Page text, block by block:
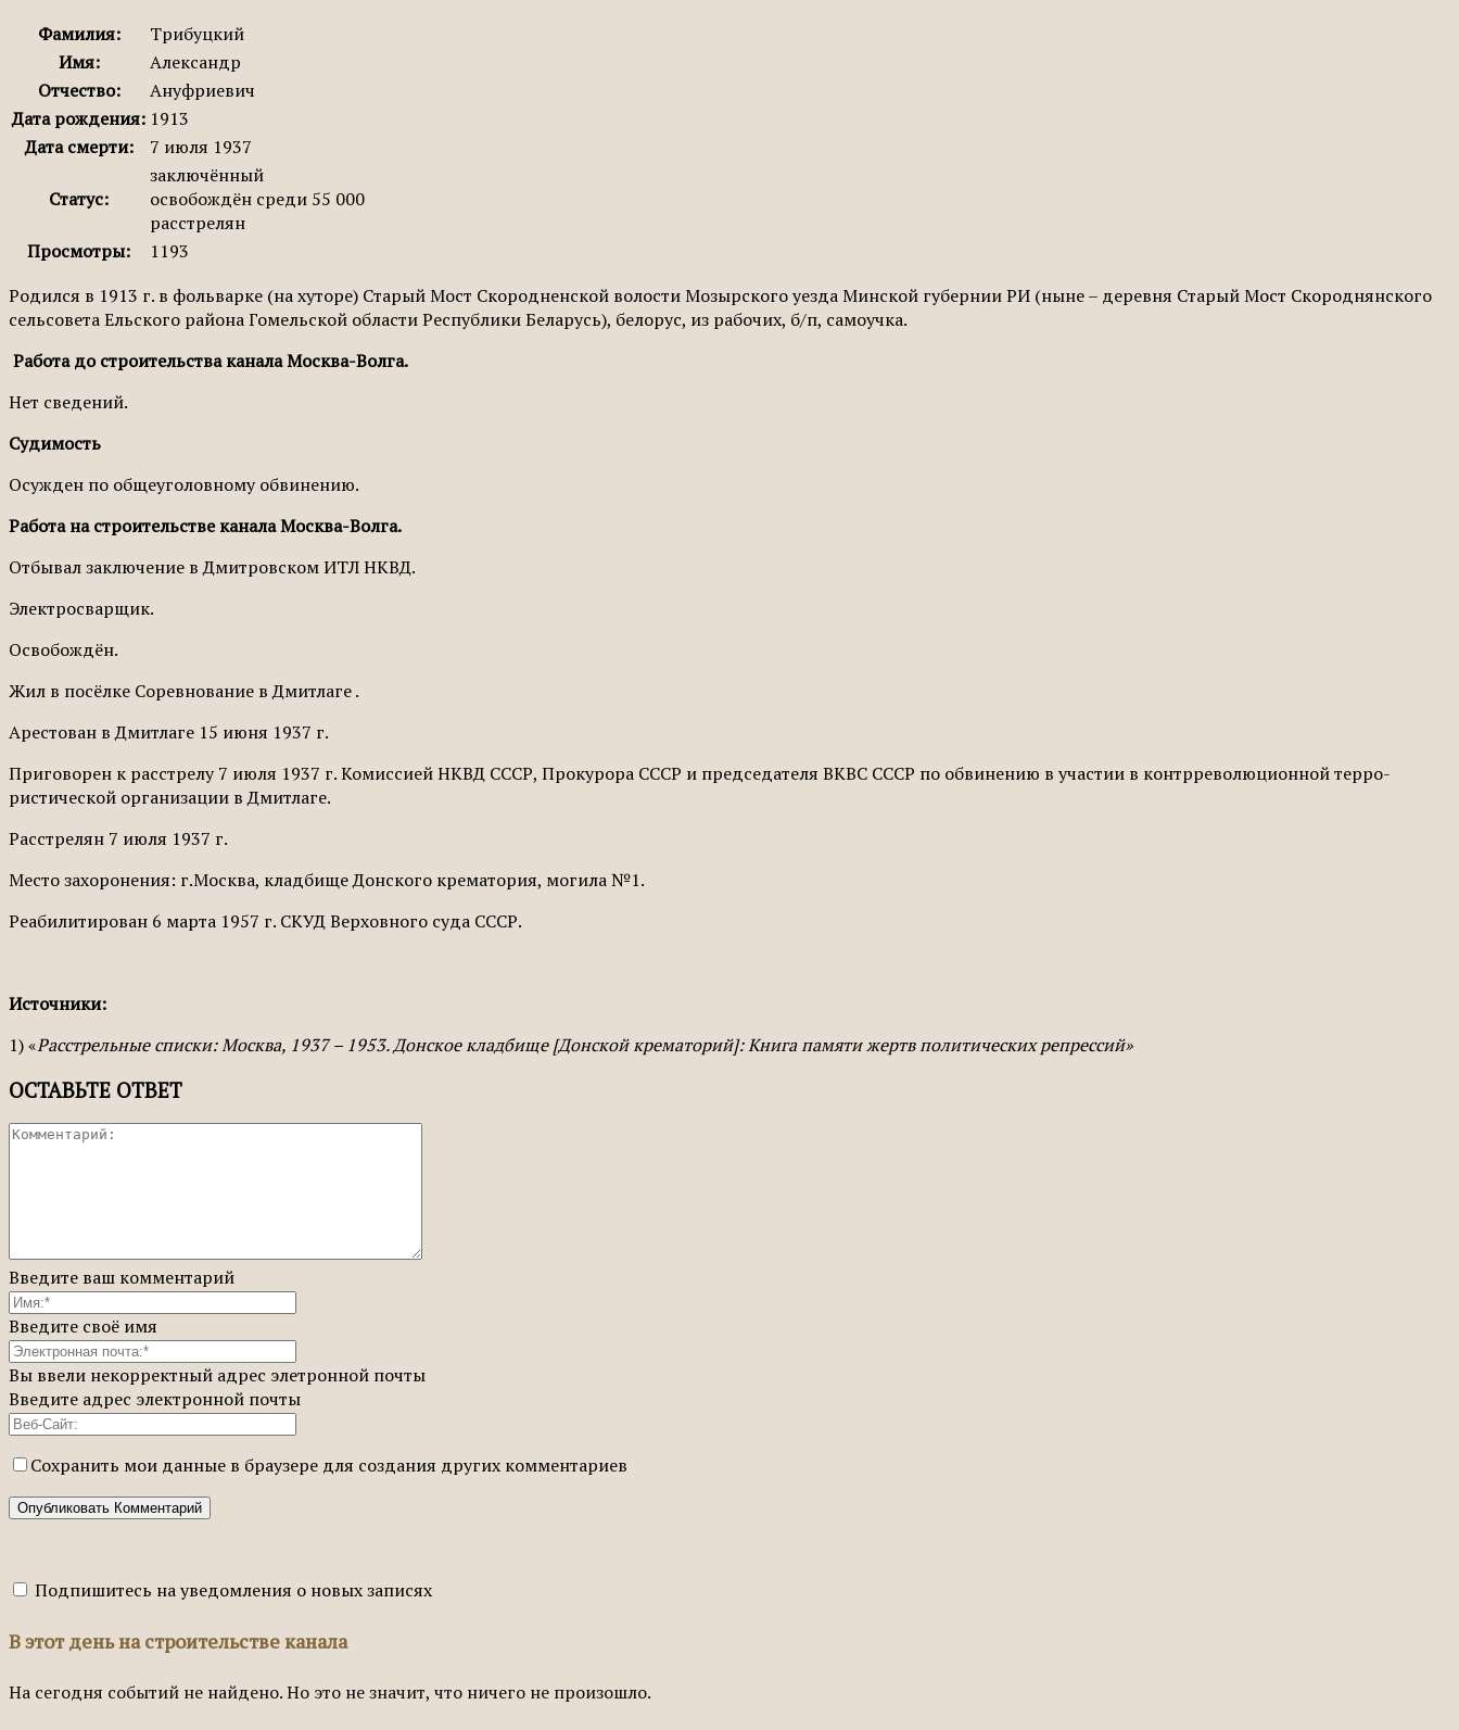
Фамилия:
Трибуцкий
Имя:
Александр
Отчество:
Ануфриевич
Дата рождения: 1913
Дата смерти:
7 июля 1937
Статус:
заключённый
освобождён среди 55 000
расстрелян
Просмотры:
1193
Родился в 1913 г. в фольварке (на хуторе) Старый Мост Скородненской волости Мозырского уезда Минской губернии РИ (ныне – деревня Старый Мост Скороднянского
сельсовета Ельского района Гомельской области Республики Беларусь), белорус, из рабочих, б/п, самоучка.
Работа до строительства канала Москва-Волга.
Нет сведений.
Судимость
Осужден по общеуголовному обвинению.
Работа на строительстве канала Москва-Волга.
Отбывал заключение в Дмитровском ИТЛ НКВД.
Электросварщик.
Освобождён.
Жил в посёлке Соревнование в Дмитлаге .
Арестован в Дмитлаге 15 июня 1937 г.
Приговорен к расстрелу 7 июля 1937 г. Комиссией НКВД СССР, Прокурора СССР и председателя ВКВС СССР по обвинению в участии в контрреволюционной терро­
ристической организации в Дмитлаге.
Рас­стрелян 7 июля 1937 г.
Место захоронения: г.Москва, кладбище Донского крематория, могила №1.
Реабилитирован 6 марта 1957 г. СКУД Вер­ховного суда СССР.
Источники:
1) «Расстрельные списки: Москва, 1937 – 1953. Донское кладбище [Донской крематорий]: Книга памяти жертв политических репрессий»
ОСТАВЬТЕ ОТВЕТ
Введите ваш комментарий
Введите своё имя
Вы ввели некорректный адрес элетронной почты
Введите адрес электронной почты
Сохранить мои данные в браузере для создания других комментариев
Подпишитесь на уведомления о новых записях
В этот день на строительстве канала
На сегодня событий не найдено. Но это не значит, что ничего не произошло.